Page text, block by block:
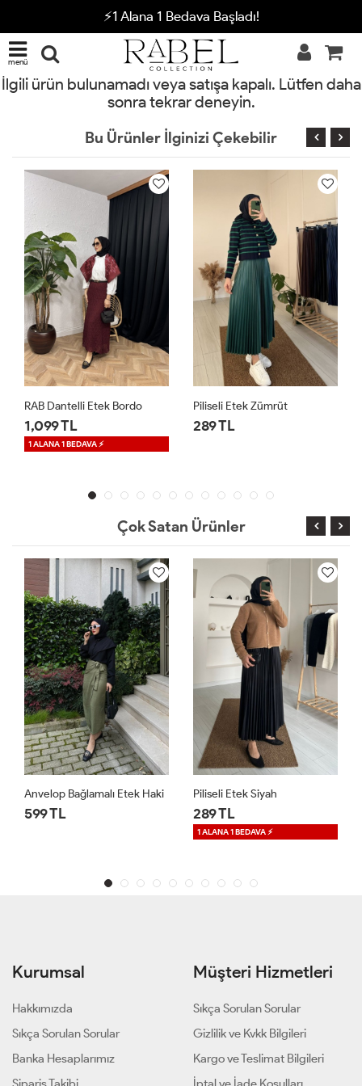
⚡1 Alana 1 Bedava Başladı!
menü
İlgili ürün bulunamadı veya satışa kapalı. Lütfen daha
sonra tekrar deneyin.
Bu Ürünler İlginizi Çekebilir
Piliseli Etek Zümrüt
289 TL
Anvelop Bağlamalı Etek Haki
599 TL
Çok Satan Ürünler
Piliseli Etek Siyah
289 TL
Princess Etek Yağ Yeşili
1,299 TL
1 ALANA 1 BEDAVA ⚡
Kurumsal
Hakkımızda
Sıkça Sorulan Sorular
Banka Hesaplarımız
Müşteri Hizmetleri
Sıkça Sorulan Sorular
Gizlilik ve Kvkk Bilgileri
Kargo ve Teslimat Bilgileri